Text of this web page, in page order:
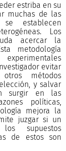
estriba en su
muchas de las
establecen
Los
acercar la
metodología
evitar
métodos
y salvar
surgir en las
políticas,
mejora la
juzgar si un
supuestos
de estos son